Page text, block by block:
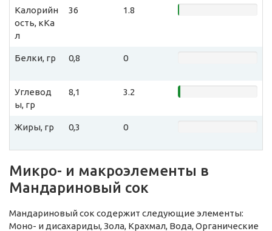
Калорийн
ость, кКа
л
36 1.8
Белки, гр 0,8 0
Углевод
ы, гр
8,1 3.2
Жиры, гр 0,3 0
Микро- и макроэлементы в
Мандариновый сок
Мандариновый сок содержит следующие элементы:
Моно- и дисахариды, Зола, Крахмал, Вода, Органические